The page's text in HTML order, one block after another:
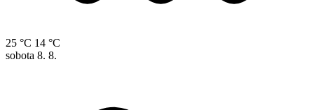
25 °C 14 °C
sobota 8. 8.